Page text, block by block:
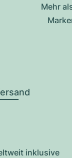
Mehr
inklusive